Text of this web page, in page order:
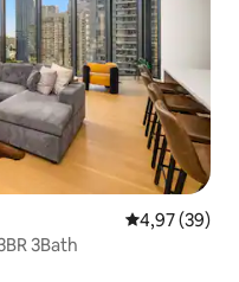
4,97 de uma
4,97 (39)
3Bath